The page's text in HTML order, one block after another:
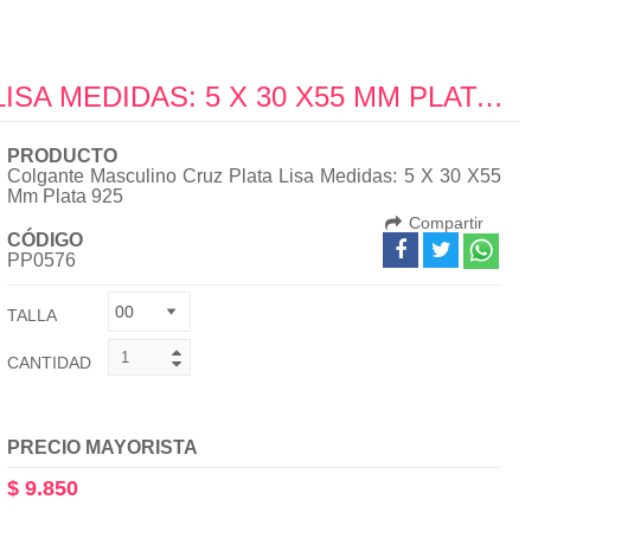
COLGANTE MASCULINO CRUZ PLATA LISA MEDIDAS: 5 X 30 X55 MM PLATA 925 - PP0576
PRODUCTO
Colgante Masculino Cruz Plata Lisa Medidas: 5 X 30 X55
Mm Plata 925
CÓDIGO
PP0576
Compartir
TALLA
CANTIDAD
PRECIO MAYORISTA
$ 9.850